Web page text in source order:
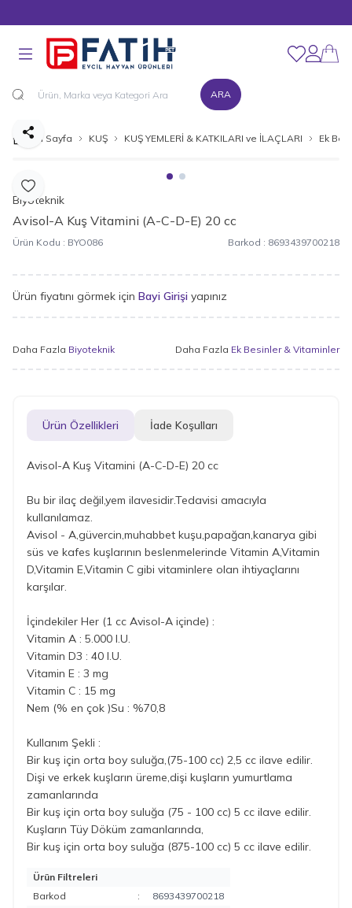
ARA
Hesabım
Favorilerim
Ana Sayfa KUŞ KUŞ YEMLERİ & KATKILARI ve İLAÇLARI Ek
Favoriye Ekle
Paylaş
Biyoteknik
Avisol-A Kuş Vitamini (A-C-D-E) 20 cc
Ürün Kodu : BYO086 Barkod : 8693439700218
Ürün fiyatını görmek için Bayi Girişi yapınız
Daha Fazla Biyoteknik Daha Fazla Ek Besinler & Vitaminler
Ürün Özellikleri İade Koşulları
Avisol-A Kuş Vitamini (A-C-D-E) 20 cc
Bu bir ilaç değil,yem ilavesidir.Tedavisi amacıyla
kullanılamaz.
Avisol - A,güvercin,muhabbet kuşu,papağan,kanarya gibi
süs ve kafes kuşlarının beslenmelerinde Vitamin A,Vitamin
D,Vitamin E,Vitamin C gibi vitaminlere olan ihtiyaçlarını
karşılar.
İçindekiler Her (1 cc Avisol-A içinde) :
Vitamin A : 5.000 I.U.
Vitamin D3 : 40 I.U.
Vitamin E : 3 mg
Vitamin C : 15 mg
Nem (% en çok )Su : %70,8
Kullanım Şekli :
Bir kuş için orta boy suluğa,(75-100 cc) 2,5 cc ilave edilir.
Dişi ve erkek kuşların üreme,dişi kuşların yumurtlama
zamanlarında
Bir kuş için orta boy suluğa (75 - 100 cc) 5 cc ilave edilir.
Kuşların Tüy Döküm zamanlarında,
Bir kuş için orta boy suluğa (875-100 cc) 5 cc ilave edilir.
Ürün Filtreleri
Barkod
:
8693439700218